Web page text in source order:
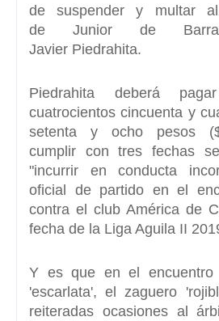
de suspender y multar
de Junior de
Javier Piedrahita.
Piedrahita deberá
cuatrocientos cincuenta y
setenta y ocho pesos
cumplir contres fechas
"incurrir en conducta
oficial de partido en el
contra el club América de
fecha de la Liga Aguila II
Y es que en el encuentro
'escarlata', el zaguero
reiteradas ocasiones al